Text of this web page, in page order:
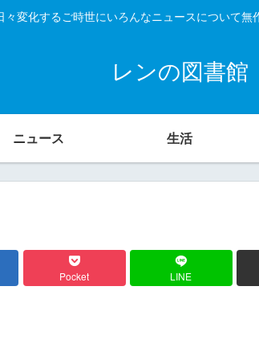
々変化するご時世にいろんなニュースについて無
レンの図書館
ニュース 生活
Pocket LINE